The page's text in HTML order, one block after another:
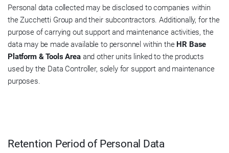
Personal data collected may be disclosed to companies within
the Zucchetti Group and their subcontractors. Additionally, for the
purpose of carrying out support and maintenance activities, the
data may be made available to personnel within the HR Base
Platform & Tools Area and other units linked to the products
used by the Data Controller, solely for support and maintenance
purposes.
Retention Period of Personal Data